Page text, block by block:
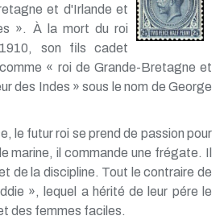
et d'Irlande et
». À la mort du roi
son fils cadet
« roi de Grande-Bretagne et
des Indes » sous le nom de George
le futur roi se prend de passion pour
marine, il commande une frégate. Il
de la discipline. Tout le contraire de
», lequel a hérité de leur pére le
des femmes faciles.